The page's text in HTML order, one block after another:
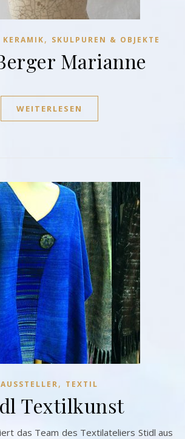
KERAMIK, SKULPUREN & OBJEKTE
Marianne
WEITERLESEN
AUSSTELLER, TEXTIL
Textilkunst